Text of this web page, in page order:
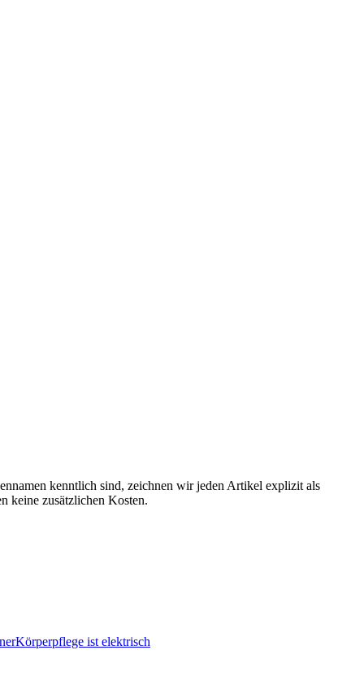
kenntlich sind, zeichnen wir jeden Artikel explizit als
keine zusätzlichen Kosten.
Körperpflege ist elektrisch